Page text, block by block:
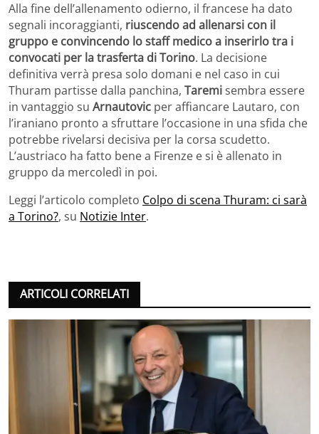
Alla fine dell’allenamento odierno, il francese ha dato
segnali incoraggianti, riuscendo ad allenarsi con il
gruppo e convincendo lo staff medico a inserirlo tra i
convocati per la trasferta di Torino. La decisione
definitiva verrà presa solo domani e nel caso in cui
Thuram partisse dalla panchina, Taremisembra essere
in vantaggio su Arnautovic per affiancare Lautaro, con
l’iraniano pronto a sfruttare l’occasione in una sfida che
potrebbe rivelarsi decisiva per la corsa scudetto.
L’austriaco ha fatto bene a Firenze e si è allenato in
gruppo da mercoledì in poi.
Leggi l’articolo completo Colpo di scena Thuram: ci sarà
a Torino?, su Notizie Inter.
ARTICOLI CORRELATI